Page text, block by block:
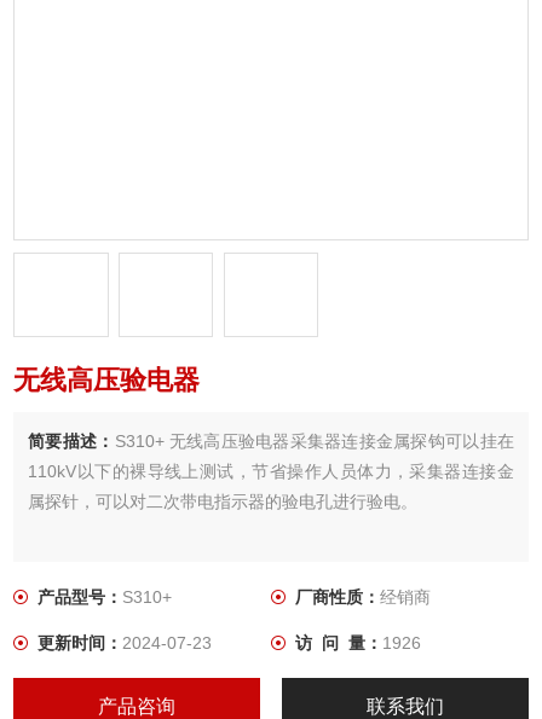
无线高压验电器
简要描述： S310+ 无线高压验电器采集器连接金属探钩可以挂在
110kV以下的裸导线上测试，节省操作人员体力，采集器连接金
属探针，可以对二次带电指示器的验电孔进行验电。
产品型号： S310+ 厂商性质： 经销商
更新时间：2024-07-23 访 问 量： 1926
产品咨询 联系我们